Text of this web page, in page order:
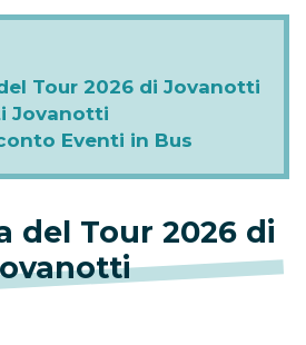
Tour 2026 di Jovanotti
Jovanotti
Eventi in Bus
del Tour 2026 di